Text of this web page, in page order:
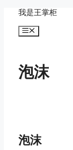
content
我是王掌柜
Menu
泡沫
泡沫